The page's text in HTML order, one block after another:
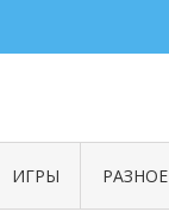
ИГРЫ РАЗНОЕ